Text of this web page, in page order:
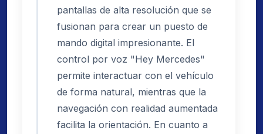
pantallas de alta resolución que se
fusionan para crear un puesto de
mando digital impresionante. El
control por voz "Hey Mercedes"
permite interactuar con el vehículo
de forma natural, mientras que la
navegación con realidad aumentada
facilita la orientación. En cuanto a